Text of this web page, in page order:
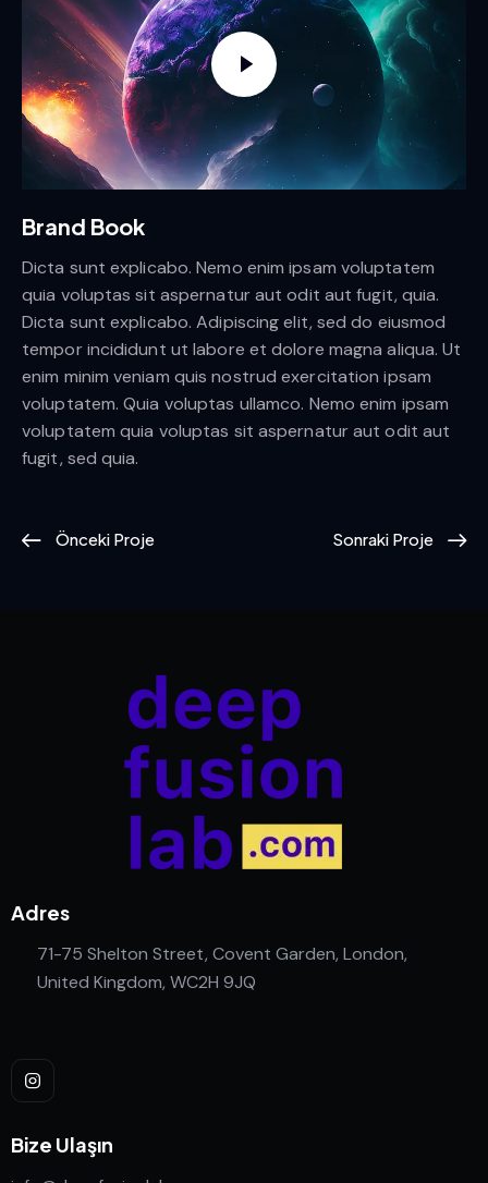
Brand Book
Dicta sunt explicabo. Nemo enim ipsam voluptatem
quia voluptas sit aspernatur aut odit aut fugit, quia.
Dicta sunt explicabo. Adipiscing elit, sed do eiusmod
tempor incididunt ut labore et dolore magna aliqua. Ut
enim minim veniam quis nostrud exercitation ipsam
voluptatem. Quia voluptas ullamco. Nemo enim ipsam
voluptatem quia voluptas sit aspernatur aut odit aut
fugit, sed quia.
Önceki Proje Sonraki Proje
Adres
71-75 Shelton Street, Covent Garden, London,
United Kingdom, WC2H 9JQ
Bize Ulaşın